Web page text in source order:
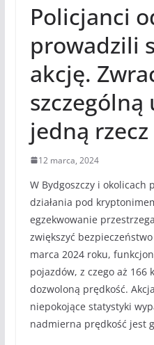
Policjanci
prowadzili
akcję.
szczególną
jedną rzecz
12 marca, 2024
W Bydgoszczy i
działania pod
egzekwowanie
zwiększyć
marca 2024 roku,
pojazdów, z czego aż 166
dozwoloną prędkość.
niepokojące statystyki
nadmierna prędkość jest